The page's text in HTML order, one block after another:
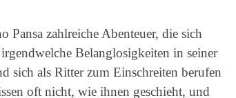
Pansa zahlreiche Abenteuer, die sich
Belanglosigkeiten in seiner
sich als Ritter zum Einschreiten berufen
oft nicht, wie ihnen geschieht, und